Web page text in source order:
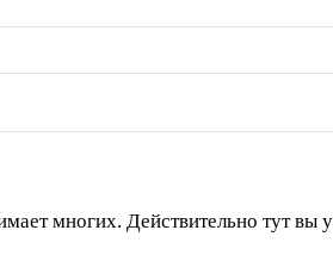
многих. Действительно тут вы